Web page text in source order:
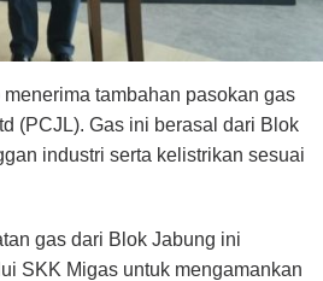
tambahan pasokan gas
(PCJL). Gas ini berasal dari Blok
industri serta kelistrikan sesuai
gas dari Blok Jabung ini
SKK Migas untuk mengamankan